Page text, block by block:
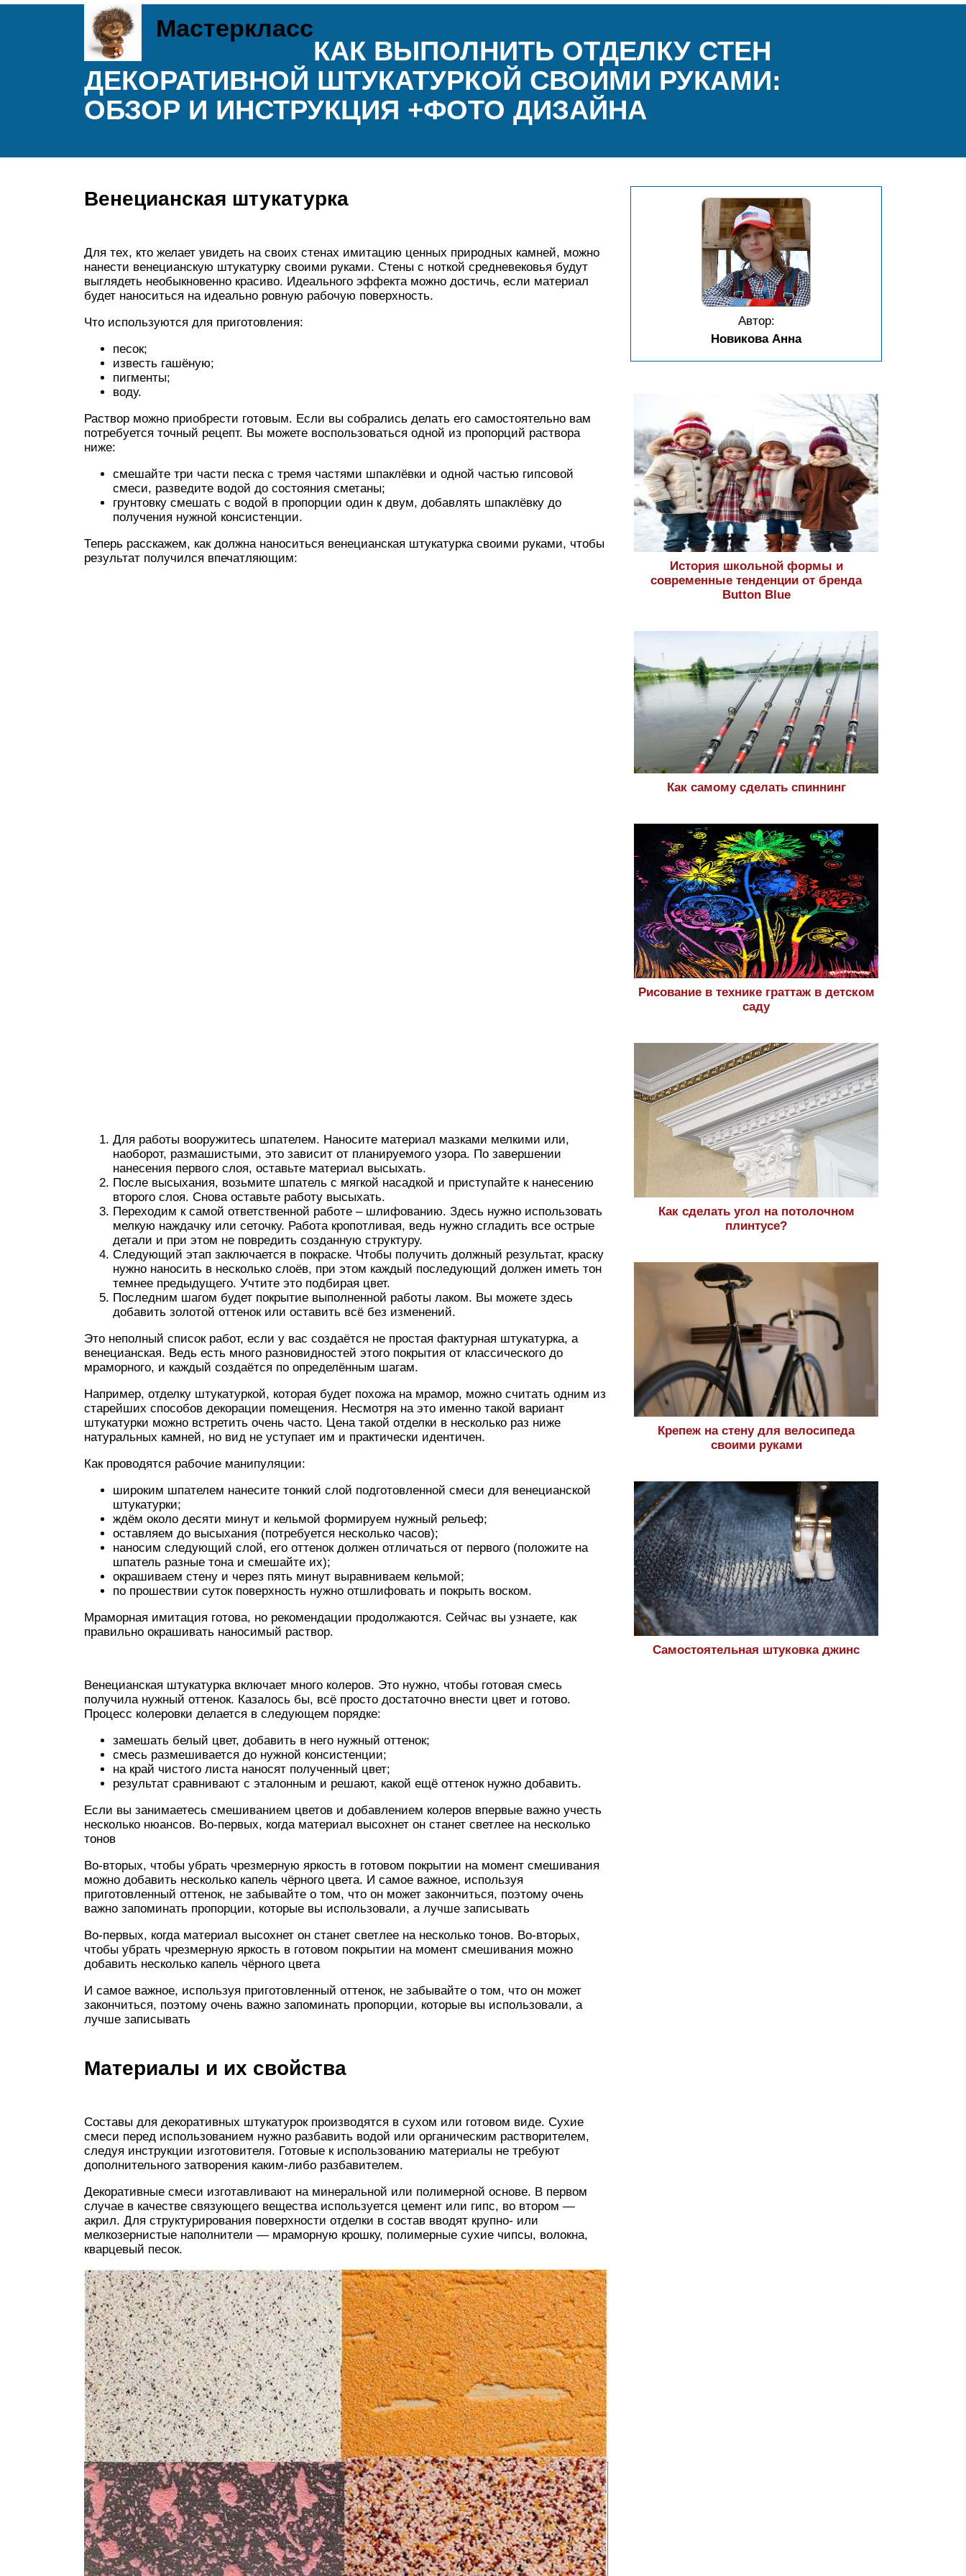
Мастеркласс
КАК ВЫПОЛНИТЬ ОТДЕЛКУ СТЕН
ДЕКОРАТИВНОЙ ШТУКАТУРКОЙ СВОИМИ РУКАМИ:
ОБЗОР И ИНСТРУКЦИЯ +ФОТО ДИЗАЙНА
Венецианская штукатурка
Для тех, кто желает увидеть на своих стенах имитацию ценных природных камней, можно
нанести венецианскую штукатурку своими руками. Стены с ноткой средневековья будут
выглядеть необыкновенно красиво. Идеального эффекта можно достичь, если материал
будет наноситься на идеально ровную рабочую поверхность.
Что используются для приготовления:
песок;
известь гашёную;
пигменты;
воду.
Раствор можно приобрести готовым. Если вы собрались делать его самостоятельно вам
потребуется точный рецепт. Вы можете воспользоваться одной из пропорций раствора
ниже:
смешайте три части песка с тремя частями шпаклёвки и одной частью гипсовой
смеси, разведите водой до состояния сметаны;
грунтовку смешать с водой в пропорции один к двум, добавлять шпаклёвку до
получения нужной консистенции.
Теперь расскажем, как должна наноситься венецианская штукатурка своими руками, чтобы
результат получился впечатляющим:
Для работы вооружитесь шпателем. Наносите материал мазками мелкими или,
наоборот, размашистыми, это зависит от планируемого узора. По завершении
нанесения первого слоя, оставьте материал высыхать.
После высыхания, возьмите шпатель с мягкой насадкой и приступайте к нанесению
второго слоя. Снова оставьте работу высыхать.
Переходим к самой ответственной работе – шлифованию. Здесь нужно использовать
мелкую наждачку или сеточку. Работа кропотливая, ведь нужно сгладить все острые
детали и при этом не повредить созданную структуру.
Следующий этап заключается в покраске. Чтобы получить должный результат, краску
нужно наносить в несколько слоёв, при этом каждый последующий должен иметь тон
темнее предыдущего. Учтите это подбирая цвет.
Последним шагом будет покрытие выполненной работы лаком. Вы можете здесь
добавить золотой оттенок или оставить всё без изменений.
Это неполный список работ, если у вас создаётся не простая фактурная штукатурка, а
венецианская. Ведь есть много разновидностей этого покрытия от классического до
мраморного, и каждый создаётся по определённым шагам.
Например, отделку штукатуркой, которая будет похожа на мрамор, можно считать одним из
старейших способов декорации помещения. Несмотря на это именно такой вариант
штукатурки можно встретить очень часто. Цена такой отделки в несколько раз ниже
натуральных камней, но вид не уступает им и практически идентичен.
Как проводятся рабочие манипуляции:
широким шпателем нанесите тонкий слой подготовленной смеси для венецианской
штукатурки;
ждём около десяти минут и кельмой формируем нужный рельеф;
оставляем до высыхания (потребуется несколько часов);
наносим следующий слой, его оттенок должен отличаться от первого (положите на
шпатель разные тона и смешайте их);
окрашиваем стену и через пять минут выравниваем кельмой;
по прошествии суток поверхность нужно отшлифовать и покрыть воском.
Мраморная имитация готова, но рекомендации продолжаются. Сейчас вы узнаете, как
правильно окрашивать наносимый раствор.
Венецианская штукатурка включает много колеров. Это нужно, чтобы готовая смесь
получила нужный оттенок. Казалось бы, всё просто достаточно внести цвет и готово.
Процесс колеровки делается в следующем порядке:
замешать белый цвет, добавить в него нужный оттенок;
смесь размешивается до нужной консистенции;
на край чистого листа наносят полученный цвет;
результат сравнивают с эталонным и решают, какой ещё оттенок нужно добавить.
Если вы занимаетесь смешиванием цветов и добавлением колеров впервые важно учесть
несколько нюансов. Во-первых, когда материал высохнет он станет светлее на несколько
тонов
Во-вторых, чтобы убрать чрезмерную яркость в готовом покрытии на момент смешивания
можно добавить несколько капель чёрного цвета. И самое важное, используя
приготовленный оттенок, не забывайте о том, что он может закончиться, поэтому очень
важно запоминать пропорции, которые вы использовали, а лучше записывать
Во-первых, когда материал высохнет он станет светлее на несколько тонов. Во-вторых,
чтобы убрать чрезмерную яркость в готовом покрытии на момент смешивания можно
добавить несколько капель чёрного цвета
И самое важное, используя приготовленный оттенок, не забывайте о том, что он может
закончиться, поэтому очень важно запоминать пропорции, которые вы использовали, а
лучше записывать
Материалы и их свойства
Составы для декоративных штукатурок производятся в сухом или готовом виде. Сухие
смеси перед использованием нужно разбавить водой или органическим растворителем,
следуя инструкции изготовителя. Готовые к использованию материалы не требуют
дополнительного затворения каким-либо разбавителем.
Декоративные смеси изготавливают на минеральной или полимерной основе. В первом
случае в качестве связующего вещества используется цемент или гипс, во втором —
акрил. Для структурирования поверхности отделки в состав вводят крупно- или
мелкозернистые наполнители — мраморную крошку, полимерные сухие чипсы, волокна,
кварцевый песок.
Автор:
Новикова Анна
История школьной формы и
современные тенденции от бренда
Button Blue
Как самому сделать спиннинг
Рисование в технике граттаж в детском
саду
Как сделать угол на потолочном
плинтусе?
Крепеж на стену для велосипеда
своими руками
Самостоятельная штуковка джинс